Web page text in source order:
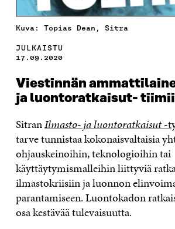
Kuva: Topias Dean, Sitra
JULKAISTU
17.09.2020
Viestinnän
ja luontoratkaisut-
SitranIlmasto- ja luontoratkaisut-
tarve tunnistaa kokonaisvaltaisia
ohjauskeinoihin, teknologioihin tai
käyttäytymismalleihin liittyviä
ilmastokriisiin ja luonnon
parantamiseen. Luontokadon
osa kestävää tulevaisuutta.